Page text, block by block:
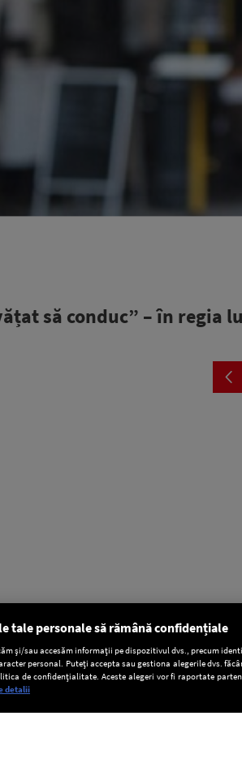
să conduc” – în regia
tale personale să rămână confidențiale
și/sau accesăm informații pe dispozitivul dvs., precum
personal. Puteți accepta sau gestiona alegerile dvs.
de confidențialitate. Aceste alegeri vor fi raportate
detalii